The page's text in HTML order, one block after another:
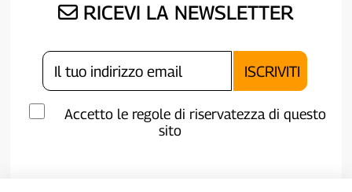
RICEVI LA NEWSLETTER
Accetto le regole di riservatezza di questo
sito